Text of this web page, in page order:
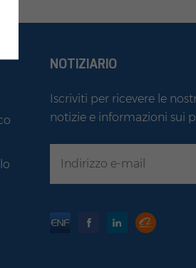
NOTIZIARIO
Iscriviti per ricevere le
notizie e informazioni sui